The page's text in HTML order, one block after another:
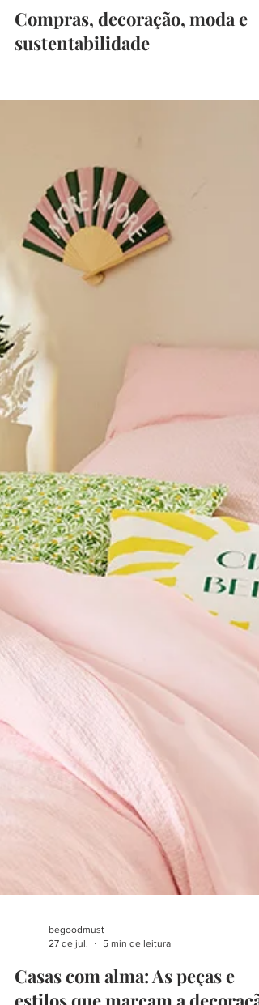
1 de ago.
4 min de leitura
Compras, decoração, moda e
sustentabilidade